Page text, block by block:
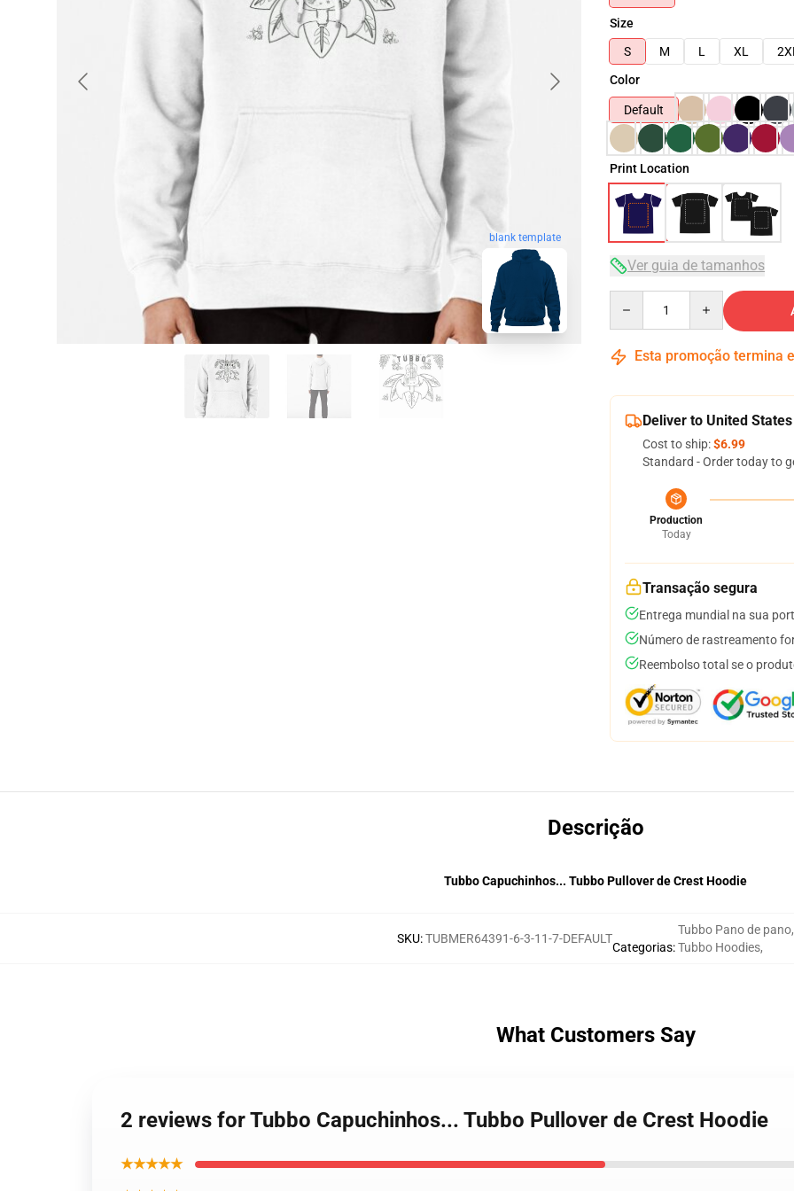
blank template
Size
S
M L XL
Color
Default
Print Location
Ver guia de tamanhos
Esta promoção termina
Deliver to United States
Cost to ship:$6.99
Standard - Order today to
Production
Today
Transação segura
Entrega mundial na sua
Número de rastreamento
Reembolso total se o
Descrição
Tubbo Capuchinhos... Tubbo Pullover de Crest Hoodie
SKU:TUBMER64391-6-3-11-7-DEFAULT
Categorias:
Tubbo Pano de pano,
Tubbo Hoodies,
What Customers Say
2 reviews for Tubbo Capuchinhos... Tubbo Pullover de Crest Hoodie
★★★★★